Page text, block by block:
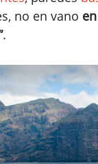
no en vano
.